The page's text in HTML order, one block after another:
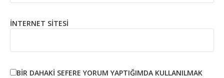
İNTERNET SITESI
BIR DAHAKI SEFERE YORUM YAPTIĞIMDA KULLANILMAK